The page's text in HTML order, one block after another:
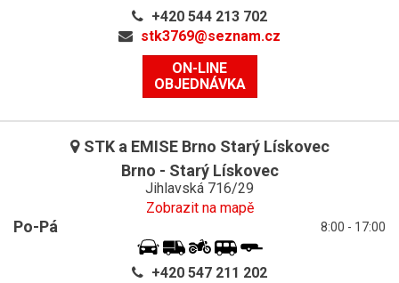
+420 544 213 702
stk3769@seznam.cz
ON-LINE
OBJEDNÁVKA
STK a EMISE Brno Starý Lískovec
Brno - Starý Lískovec
Jihlavská 716/29
Zobrazit na mapě
Po-Pá 8:00 - 17:00
+420 547 211 202